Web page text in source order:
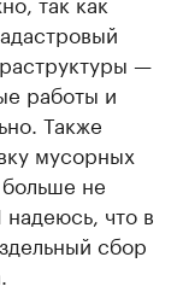
—
работы и
Также
мусорных
не
что в
сбор